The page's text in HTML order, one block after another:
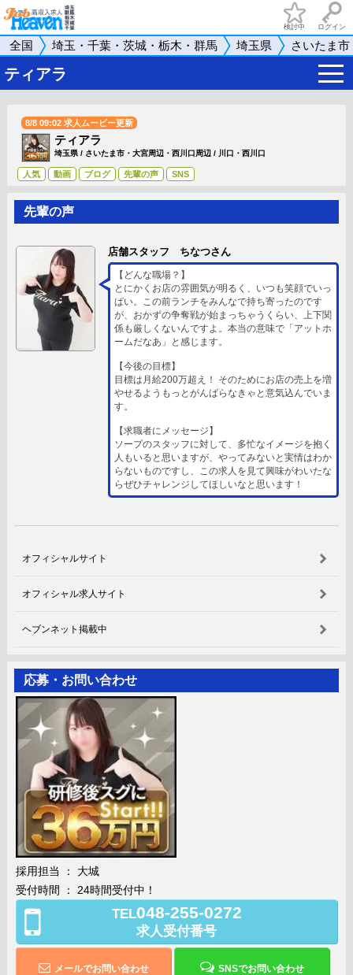
検討中 ログイン
全国 埼玉・千葉・茨城・栃木・群馬 埼玉県 さいたま
ティアラ
t
o
g
a
i
8/8 09:02 求人ムービー更新
ティアラ
埼玉県/ さいたま市・大宮周辺・西川口周辺 / 川口・西川口
人気 動画 ブログ 先輩の声 SNS
先輩の声
店舗スタッフ ちなつさん
【どんな職場？】
とにかくお店の雰囲気が明るく、いつも笑顔でいっ
ぱい。この前ランチをみんなで持ち寄ったのです
が、おかずの争奪戦が始まっちゃうくらい、上下関
係も厳しくないんですよ。本当の意味で「アットホ
ームだなあ」と感じます。
【今後の目標】
目標は月給200万超え！ そのためにお店の売上を増
やせるようもっとがんばらなきゃと意気込んでいま
す。
【求職者にメッセージ】
ソープのスタッフに対して、多忙なイメージを抱く
人もいると思いますが、やってみないと実情はわか
らないものですし、この求人を見て興味がわいたな
らぜひチャレンジしてほしいなと思います！
オフィシャルサイト
オフィシャル求人サイト
ヘブンネット掲載中
応募・お問い合わせ
採用担当 ： 大城
受付時間 ： 24時間受付中！
TEL048-255-0272
求人受付番号
メールでお問い合わせ SNSでお問い合わせ